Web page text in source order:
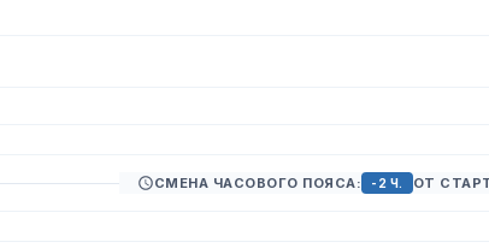
СМЕНА ЧАСОВОГО ПОЯСА: -2 Ч. ОТ